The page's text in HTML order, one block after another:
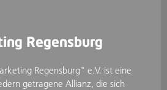
Regensburg
Regensburg" e.V. ist eine
getragene Allianz, die sich